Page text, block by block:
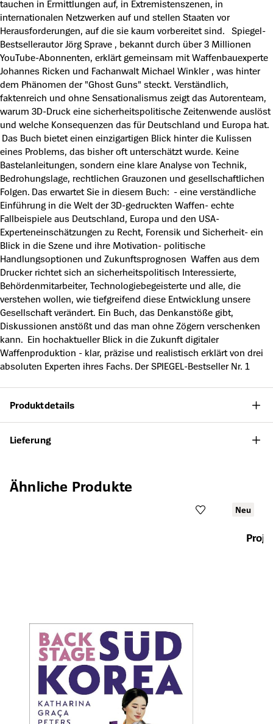
tauchen in Ermittlungen auf, in Extremistenszenen, in
internationalen Netzwerken auf und stellen Staaten vor
Herausforderungen, auf die sie kaum vorbereitet sind. Spiegel-
Bestsellerautor Jörg Sprave , bekannt durch über 3 Millionen
YouTube-Abonnenten, erklärt gemeinsam mit Waffenbauexperte
Johannes Ricken und Fachanwalt Michael Winkler , was hinter
dem Phänomen der "Ghost Guns" steckt. Verständlich,
faktenreich und ohne Sensationalismus zeigt das Autorenteam,
warum 3D-Druck eine sicherheitspolitische Zeitenwende auslöst
und welche Konsequenzen das für Deutschland und Europa hat.
Das Buch bietet einen einzigartigen Blick hinter die Kulissen
eines Problems, das bisher oft unterschätzt wurde. Keine
Bastelanleitungen, sondern eine klare Analyse von Technik,
Bedrohungslage, rechtlichen Grauzonen und gesellschaftlichen
Folgen. Das erwartet Sie in diesem Buch: - eine verständliche
Einführung in die Welt der 3D-gedruckten Waffen- echte
Fallbeispiele aus Deutschland, Europa und den USA-
Experteneinschätzungen zu Recht, Forensik und Sicherheit- ein
Blick in die Szene und ihre Motivation- politische
Handlungsoptionen und Zukunftsprognosen Waffen aus dem
Drucker richtet sich an sicherheitspolitisch Interessierte,
Behördenmitarbeiter, Technologiebegeisterte und alle, die
verstehen wollen, wie tiefgreifend diese Entwicklung unsere
Gesellschaft verändert. Ein Buch, das Denkanstöße gibt,
Diskussionen anstößt und das man ohne Zögern verschenken
kann. Ein hochaktueller Blick in die Zukunft digitaler
Waffenproduktion - klar, präzise und realistisch erklärt von drei
absoluten Experten ihres Fachs. Der SPIEGEL-Bestseller Nr. 1
Produktdetails
Lieferung
Produktgalerie überspringen
Ähnliche Produkte
Neu